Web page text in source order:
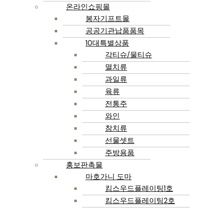
온라인쇼핑몰
봉자기프트몰
공공기관납품품목
10대특별상품
각티슈/물티슈
멸치류
과일류
육류
전통주
와인
참치류
선물셋트
주방용품
홍보판촉물
마호가니 도마
킴스우드플레이팅1호
킴스우드플레이팅2호